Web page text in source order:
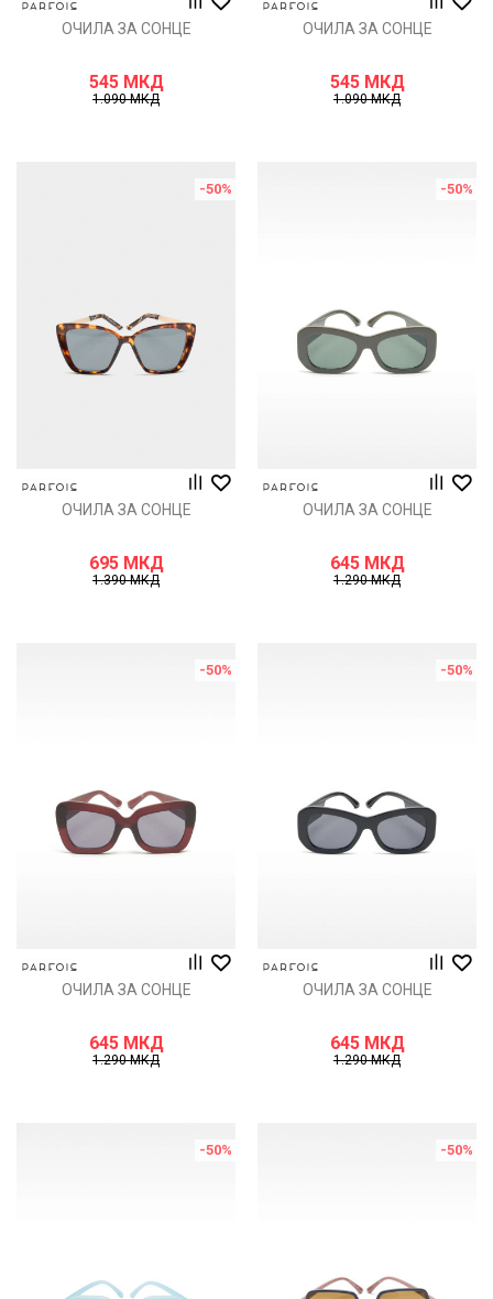
ОЧИЛА ЗА СОНЦЕ
545 МКД
1.090МКД
ОЧИЛА ЗА СОНЦЕ
545 МКД
1.090МКД
-50%
ОЧИЛА ЗА СОНЦЕ
695 МКД
1.390МКД
-50%
ОЧИЛА ЗА СОНЦЕ
645 МКД
1.290МКД
-50%
ОЧИЛА ЗА СОНЦЕ
645 МКД
1.290МКД
-50%
ОЧИЛА ЗА СОНЦЕ
645 МКД
1.290МКД
-50% -50%